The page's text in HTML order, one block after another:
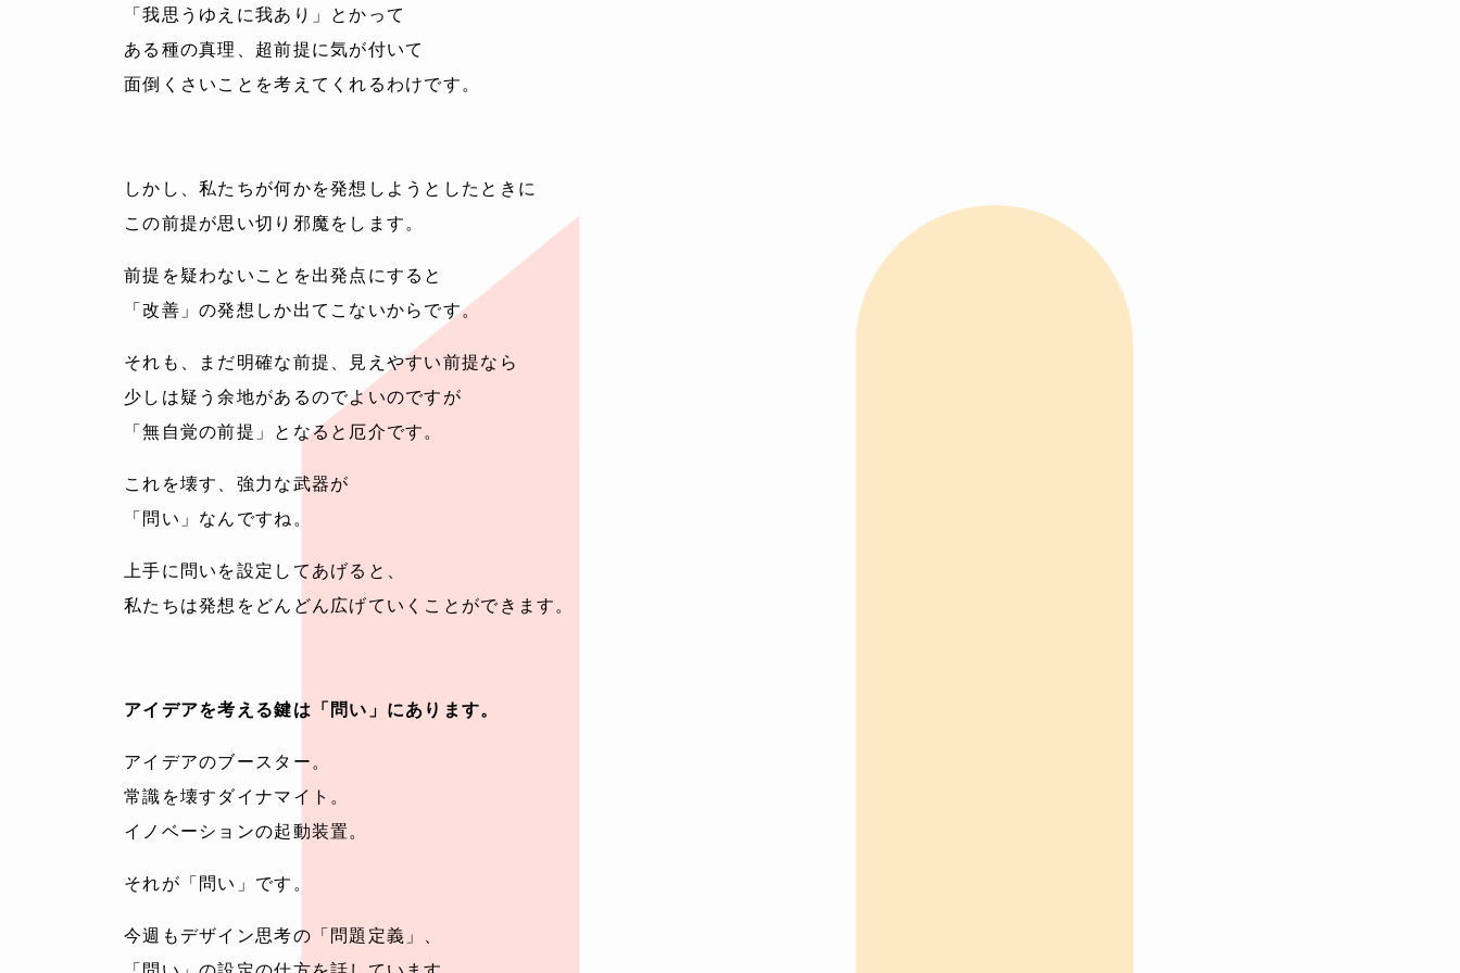
「我思うゆえに我あり」とかって
ある種の真理、超前提に気が付いて
面倒くさいことを考えてくれるわけです。
しかし、私たちが何かを発想しようとしたときに
この前提が思い切り邪魔をします。
前提を疑わないことを出発点にすると
「改善」の発想しか出てこないからです。
それも、まだ明確な前提、見えやすい前提なら
少しは疑う余地があるのでよいのですが
「無自覚の前提」となると厄介です。
これを壊す、強力な武器が
「問い」なんですね。
上手に問いを設定してあげると、
私たちは発想をどんどん広げていくことができます。
アイデアを考える鍵は「問い」にあります。
アイデアのブースター。
常識を壊すダイナマイト。
イノベーションの起動装置。
それが「問い」です。
今週もデザイン思考の「問題定義」、